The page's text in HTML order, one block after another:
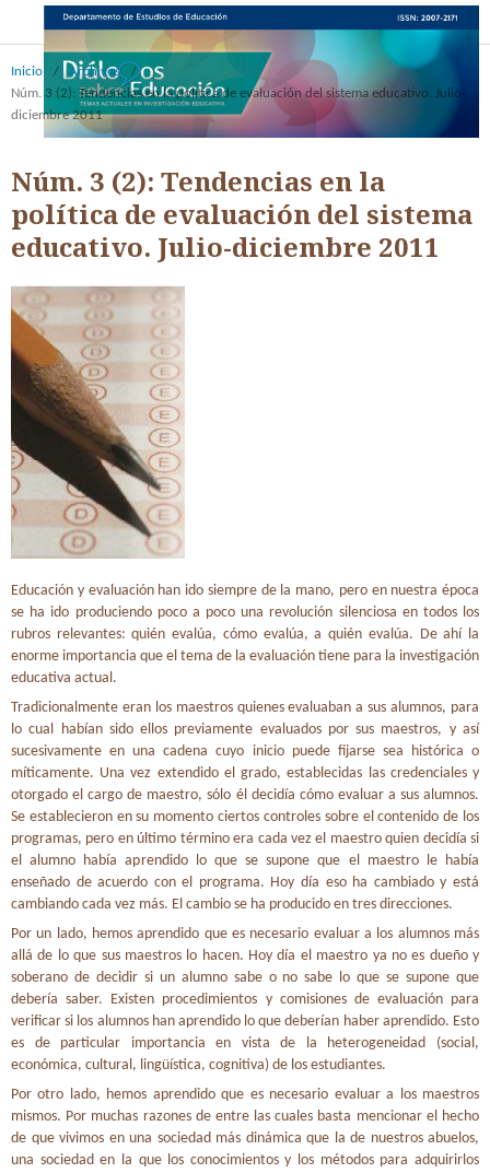
Inicio / Archivos
/
Núm. 3 (2): Tendencias en la política de evaluación del sistema educativo. Julio-
diciembre 2011
Núm. 3 (2): Tendencias en la
política de evaluación del sistema
educativo. Julio-diciembre 2011
Educación y evaluación han ido siempre de la mano, pero en nuestra época
se ha ido produciendo poco a poco una revolución silenciosa en todos los
rubros relevantes: quién evalúa, cómo evalúa, a quién evalúa. De ahí la
enorme importancia que el tema de la evaluación tiene para la investigación
educativa actual.
Tradicionalmente eran los maestros quienes evaluaban a sus alumnos, para
lo cual habían sido ellos previamente evaluados por sus maestros, y así
sucesivamente en una cadena cuyo inicio puede fijarse sea histórica o
míticamente. Una vez extendido el grado, establecidas las credenciales y
otorgado el cargo de maestro, sólo él decidía cómo evaluar a sus alumnos.
Se establecieron en su momento ciertos controles sobre el contenido de los
programas, pero en último término era cada vez el maestro quien decidía si
el alumno había aprendido lo que se supone que el maestro le había
enseñado de acuerdo con el programa. Hoy día eso ha cambiado y está
cambiando cada vez más. El cambio se ha producido en tres direcciones.
Por un lado, hemos aprendido que es necesario evaluar a los alumnos más
allá de lo que sus maestros lo hacen. Hoy día el maestro ya no es dueño y
soberano de decidir si un alumno sabe o no sabe lo que se supone que
debería saber. Existen procedimientos y comisiones de evaluación para
verificar si los alumnos han aprendido lo que deberían haber aprendido. Esto
es de particular importancia en vista de la heterogeneidad (social,
económica, cultural, lingüística, cognitiva) de los estudiantes.
Por otro lado, hemos aprendido que es necesario evaluar a los maestros
mismos. Por muchas razones de entre las cuales basta mencionar el hecho
de que vivimos en una sociedad más dinámica que la de nuestros abuelos,
una sociedad en la que los conocimientos y los métodos para adquirirlos